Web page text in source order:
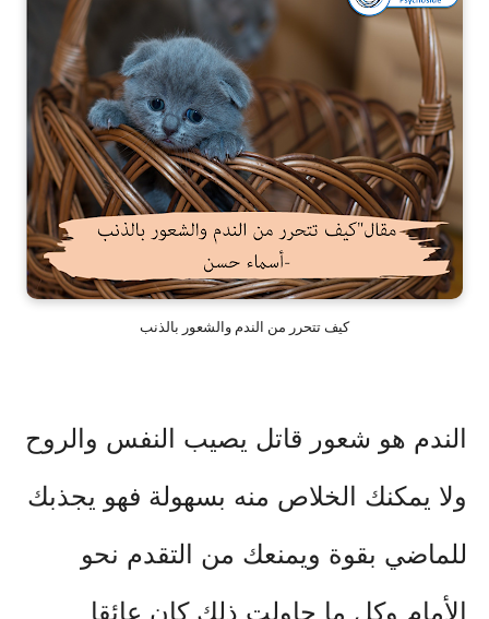
‏كيف تتحرر من الندم والشعور بالذنب
‏الندم هو ‏شعور قاتل يصيب النفس والروح
ولا يمكنك الخلاص منه بسهولة فهو يجذبك
‏للماضي بقوة ويمنعك من التقدم نحو
الأمام ‏وكل ما حاولت ذلك كان عائقا